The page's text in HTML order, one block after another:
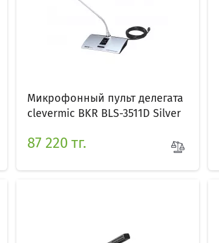
Микрофонный пульт делегата
clevermic BKR BLS-3511D Silver
87 220 тг.